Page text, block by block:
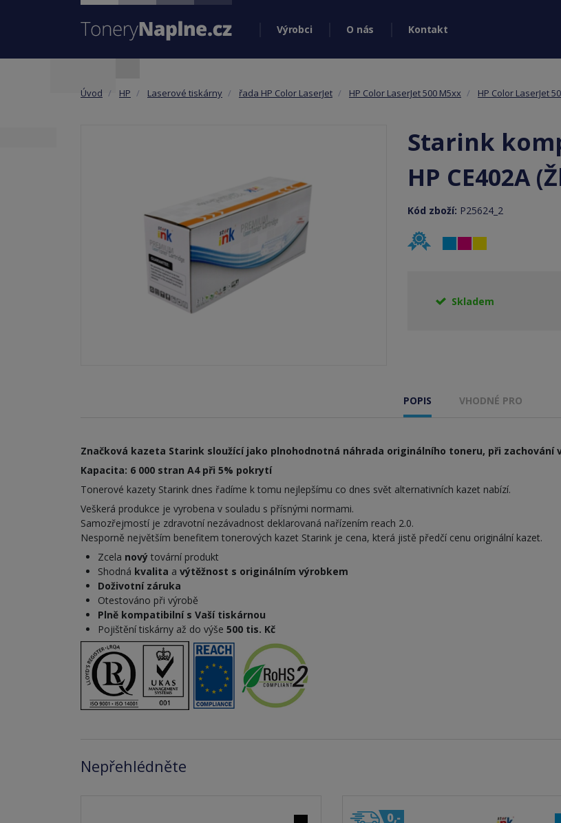
Výrobci O nás Kontakt
Úvod HP Laserové tiskárny řada HP Color LaserJet HP Color LaserJet 500 M5xx HP Color LaserJet
Starink
HP CE402A
Kód zboží: P25624_2
Skladem
POPIS VHODNÉ PRO
Značková kazeta Starink sloužící jako plnohodnotná náhrada originálního toneru, při
Kapacita: 6 000 stran A4 při 5% pokrytí
Tonerové kazety Starink dnes řadíme k tomu nejlepšímu co dnes svět alternativních kazet nabízí.
Veškerá produkce je vyrobena v souladu s přísnými normami.
Samozřejmostí je zdravotní nezávadnost deklarovaná nařízením reach 2.0.
Nesporně největším benefitem tonerových kazet Starink je cena, která jistě předčí cenu originální kazet.
Zcela nový tovární produkt
Shodná kvalita a výtěžnost s originálním výrobkem
Doživotní záruka
Otestováno při výrobě
Plně kompatibilní s Vaší tiskárnou
Pojištění tiskárny až do výše 500 tis. Kč
Nepřehlédněte